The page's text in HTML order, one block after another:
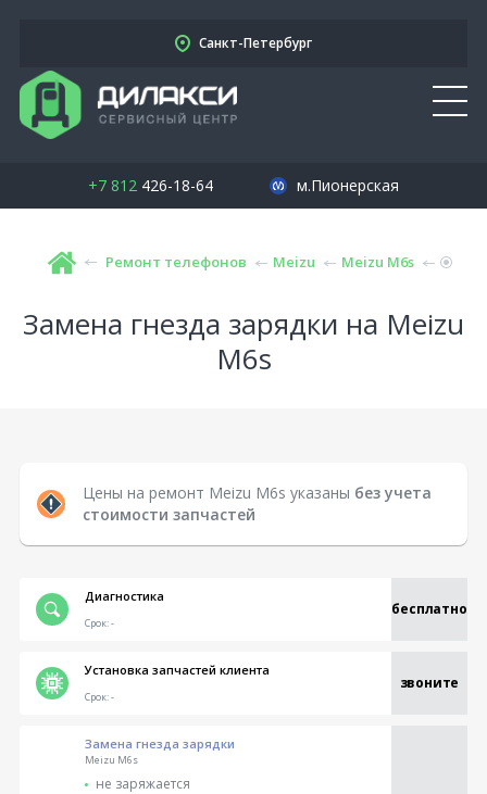
Санкт-Петербург
+7 812426-18-64 м.Пионерская
Ремонт телефонов Meizu Meizu M6s
Замена гнезда зарядки на Meizu
M6s
Цены на ремонт Meizu M6s указаны без учета
стоимости запчастей
Диагностика
бесплатно
Срок:-
Установка запчастей клиента
звоните
Срок:-
Замена гнезда зарядки
Meizu M6s
не заряжается